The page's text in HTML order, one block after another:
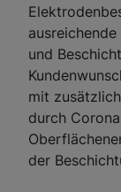
und
mit
durch
der